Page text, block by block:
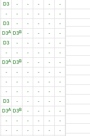
D3 - - - - -
- - - - - -
D3 - - - - -
D3A D3B - - - -
D3 - - - - -
- - - - - -
D3A D3B - - - -
- - - - - -
- - - - - -
- - - - - -
D3 - - - - -
D3A D3B - - - -
- - - - - -
- - - - - -